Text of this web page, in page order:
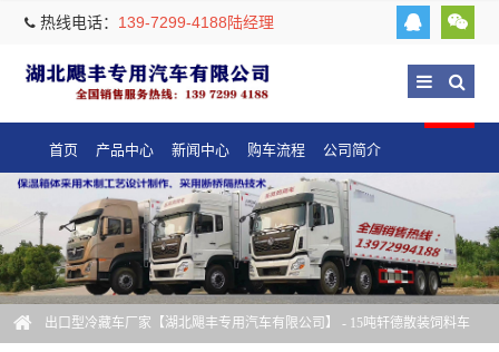
热线电话： 139-7299-4188陆经理
首页 产品中心 新闻中心 购车流程 公司简介
出口型冷藏车厂家【湖北飓丰专用汽车有限公司】 - 15吨轩德散装饲料车